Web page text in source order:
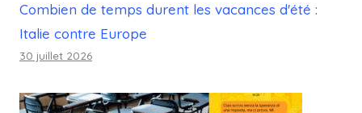
Combien de temps durent les vacances d'été :
Italie contre Europe
30 juillet 2026